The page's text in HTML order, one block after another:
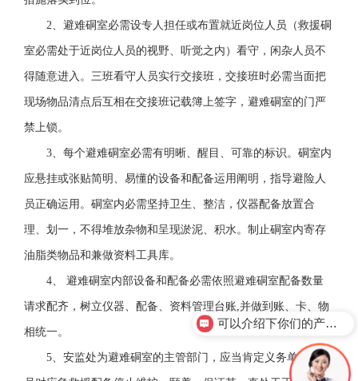
2、避难硐室必需设专人担任或布置就近岗位人员（救援硐
室必需处于近岗位人员的视野、听觉之内）看守，闲杂人员不
得随意进入。三班看守人员实行交接班，交接班时必需当面把
现场物品清点后互相在交接班记载簿上签字，避难硐室的门严
禁上锁。
3、每个避难硐室必需有明晰、醒目、可靠的标识。硐室内
应悬挂或张贴简明、易懂的设备和配备运用阐明，指导避险人
员正确运用。硐室内必需坚持卫生、整洁，仪器配备放置合
理、划一，不得堆放杂物和呈现淤泥、积水。制止硐室内寄存
油脂类物品和兼做资料工具库。
4、 避难硐室内部设备和配备必需依照避难硐室配备数量
请求配齐，树立仪器、配备、资料管理台账,并做到账、卡、物
相统一。
5、安监处为避难硐室的主管部门，应当肯定义务单位和人
可以介绍下你们的产品么？